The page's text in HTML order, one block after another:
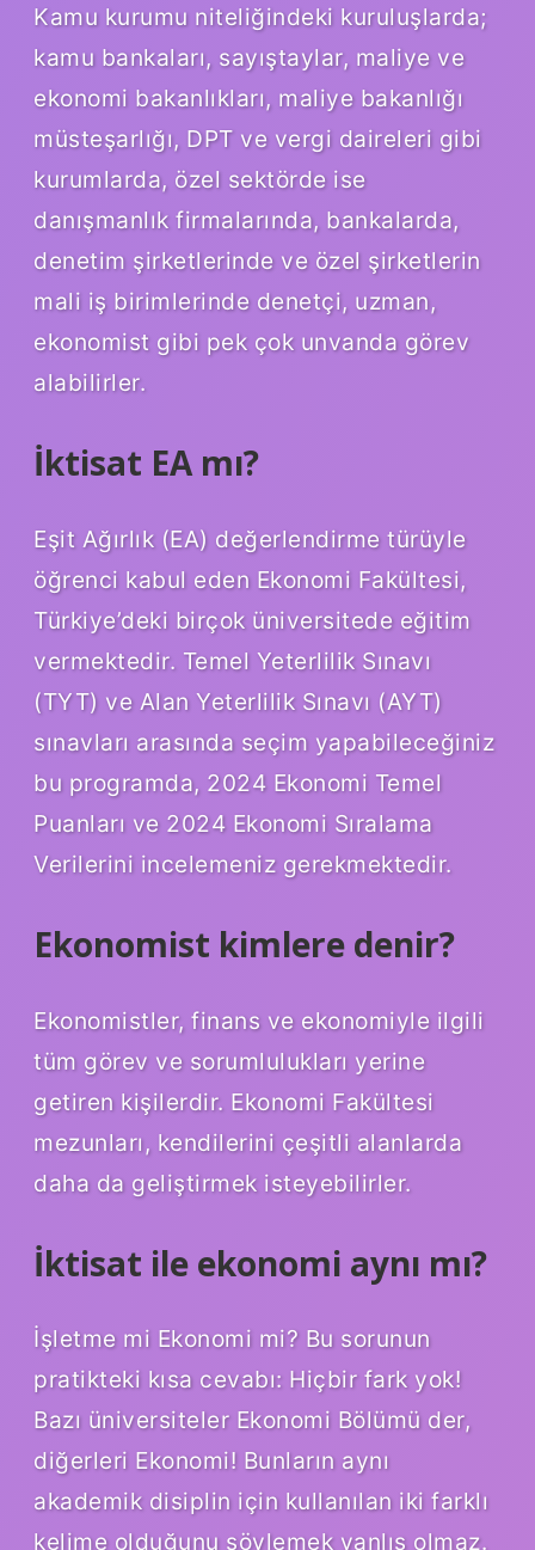
Kamu kurumu niteliğindeki kuruluşlarda;
kamu bankaları, sayıştaylar, maliye ve
ekonomi bakanlıkları, maliye bakanlığı
müsteşarlığı, DPT ve vergi daireleri gibi
kurumlarda, özel sektörde ise
danışmanlık firmalarında, bankalarda,
denetim şirketlerinde ve özel şirketlerin
mali iş birimlerinde denetçi, uzman,
ekonomist gibi pek çok unvanda görev
alabilirler.
İktisat EA mı?
Eşit Ağırlık (EA) değerlendirme türüyle
öğrenci kabul eden Ekonomi Fakültesi,
Türkiye’deki birçok üniversitede eğitim
vermektedir. Temel Yeterlilik Sınavı
(TYT) ve Alan Yeterlilik Sınavı (AYT)
sınavları arasında seçim yapabileceğiniz
bu programda, 2024 Ekonomi Temel
Puanları ve 2024 Ekonomi Sıralama
Verilerini incelemeniz gerekmektedir.
Ekonomist kimlere denir?
Ekonomistler, finans ve ekonomiyle ilgili
tüm görev ve sorumlulukları yerine
getiren kişilerdir. Ekonomi Fakültesi
mezunları, kendilerini çeşitli alanlarda
daha da geliştirmek isteyebilirler.
İktisat ile ekonomi aynı mı?
İşletme mi Ekonomi mi? Bu sorunun
pratikteki kısa cevabı: Hiçbir fark yok!
Bazı üniversiteler Ekonomi Bölümü der,
diğerleri Ekonomi! Bunların aynı
akademik disiplin için kullanılan iki farklı
kelime olduğunu söylemek yanlış olmaz.